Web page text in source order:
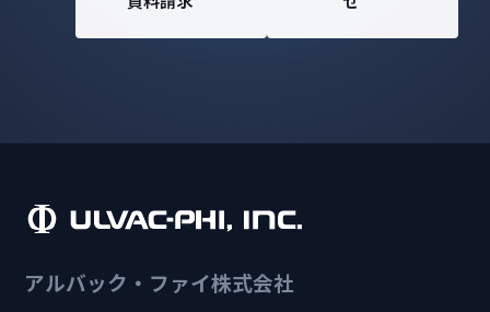
アルバック・ファイ株式会社